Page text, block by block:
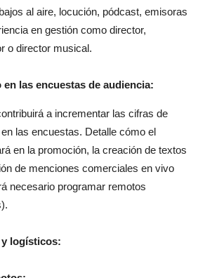
al aire, locución, pódcast, emisoras
en gestión como director,
o director musical.
las encuestas de audiencia:
a incrementar las cifras de
las encuestas. Detalle cómo el
en la promoción, la creación de textos
de menciones comerciales en vivo
necesario programar remotos
logísticos: